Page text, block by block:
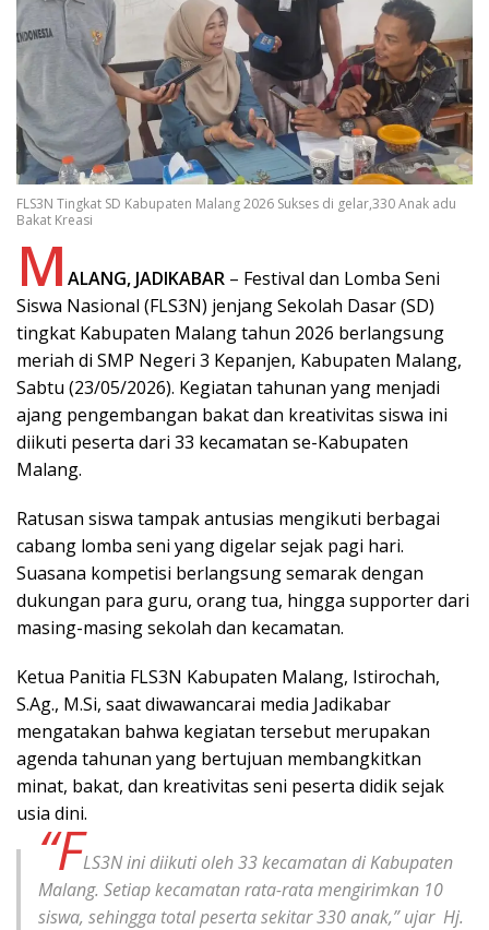
FLS3N Tingkat SD Kabupaten Malang 2026 Sukses di gelar,330 Anak adu
Bakat Kreasi
M ALANG, JADIKABAR – Festival dan Lomba Seni
Siswa Nasional (FLS3N) jenjang Sekolah Dasar (SD)
tingkat Kabupaten Malang tahun 2026 berlangsung
meriah di SMP Negeri 3 Kepanjen, Kabupaten Malang,
Sabtu (23/05/2026). Kegiatan tahunan yang menjadi
ajang pengembangan bakat dan kreativitas siswa ini
diikuti peserta dari 33 kecamatan se-Kabupaten
Malang.
Ratusan siswa tampak antusias mengikuti berbagai
cabang lomba seni yang digelar sejak pagi hari.
Suasana kompetisi berlangsung semarak dengan
dukungan para guru, orang tua, hingga supporter dari
masing-masing sekolah dan kecamatan.
Ketua Panitia FLS3N Kabupaten Malang, Istirochah,
S.Ag., M.Si, saat diwawancarai media Jadikabar
mengatakan bahwa kegiatan tersebut merupakan
agenda tahunan yang bertujuan membangkitkan
minat, bakat, dan kreativitas seni peserta didik sejak
usia dini.
“FLS3N ini diikuti oleh 33 kecamatan di Kabupaten
Malang. Setiap kecamatan rata-rata mengirimkan 10
siswa, sehingga total peserta sekitar 330 anak,” ujar Hj.